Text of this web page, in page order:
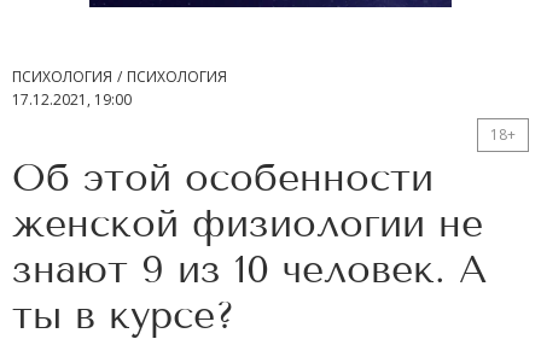
ПСИХОЛОГИЯ
ПСИХОЛОГИЯ
17.12.2021, 19:00
18+
Об этой особенности
женской физиологии не
знают 9 из 10 человек. А
ты в курсе?